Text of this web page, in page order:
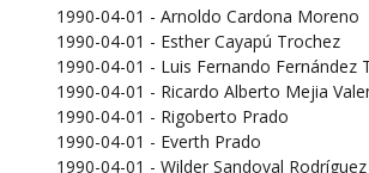
1990-04-01 - Arnoldo Cardona Moreno
1990-04-01 - Esther Cayapú Trochez
1990-04-01 - Luis Fernando Fernández
1990-04-01 - Ricardo Alberto Mejia
1990-04-01 - Rigoberto Prado
1990-04-01 - Everth Prado
1990-04-01 - Wilder Sandoval Rodríguez